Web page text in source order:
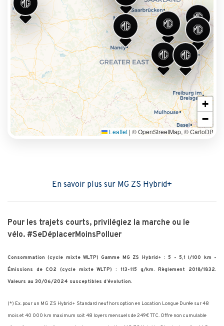
Appeler Itinéraire Avis
Lun - Ven 8h-12h / 13h30-18h
Appeler Itinéraire Avis
+
−
Leaflet | © OpenStreetMap, © CartoDB
En savoir plus sur MG ZS Hybrid+
Pour les trajets courts, privilégiez la marche ou le
vélo. #SeDéplacerMoinsPolluer
Consommation (cycle mixte WLTP) Gamme MG ZS Hybrid+ : 5 - 5,1 l/100 km -
Émissions de CO2 (cycle mixte WLTP) : 113-115 g/km. Règlement 2018/1832.
Valeurs au 30/06/2024 susceptibles d’évolution.
(*) Ex. pour un MG ZS Hybrid+ Standard neuf hors option en Location Longue Durée sur 48
mois et 40 000 km maximum soit 48 loyers mensuels de 249€ TTC. Offre non cumulable